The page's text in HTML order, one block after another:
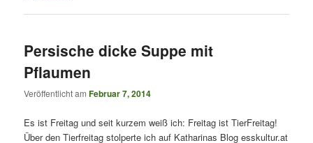
Persische dicke Suppe mit
Pflaumen
Veröffentlicht amFebruar 7, 2014
Es ist Freitag und seit kurzem weiß ich: Freitag ist TierFreitag!
Über den Tierfreitag stolperte ich auf Katharinas Blog esskultur.at